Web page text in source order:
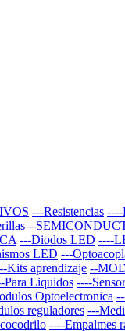
---Resistencias ----
--
---Diodos LED ----
LED ---
Kits aprendizaje --
Para Liquidos ----
Optoelectronica
reguladores ---
----Empalmes